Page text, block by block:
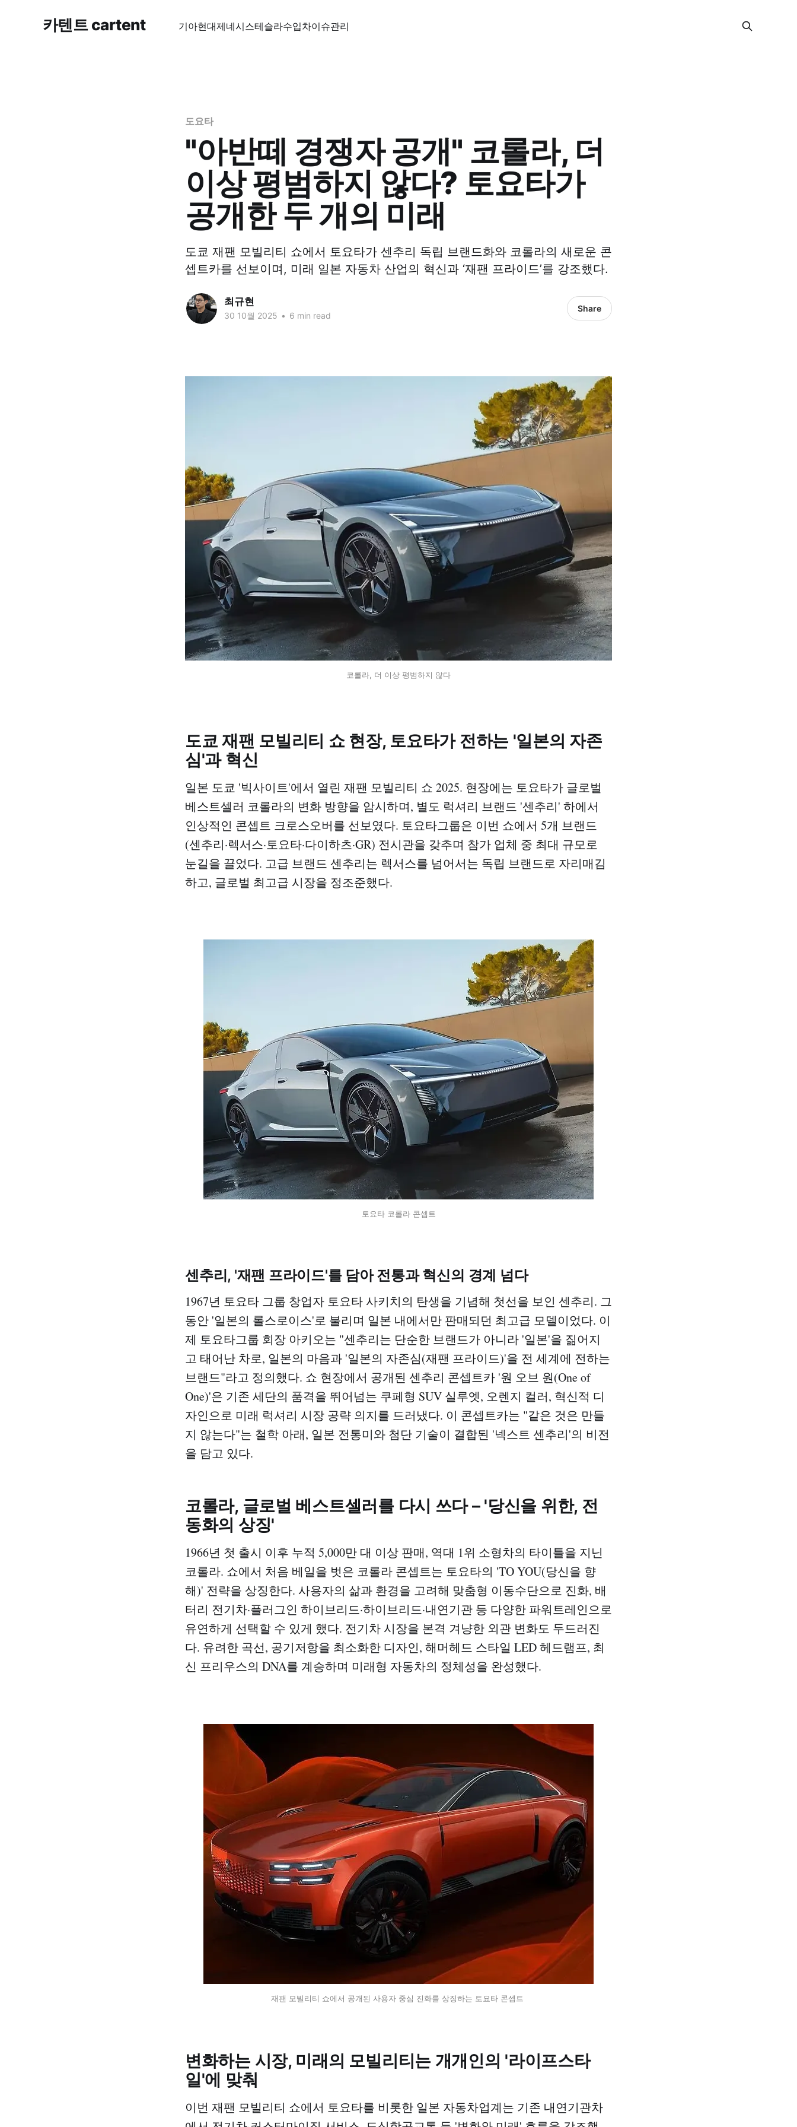
카텐트 cartent 기아현대제네시스테슬라수입차이슈관리
도요타
"아반떼 경쟁자 공개" 코롤라, 더
이상 평범하지 않다? 토요타가
공개한 두 개의 미래
도쿄 재팬 모빌리티 쇼에서 토요타가 센추리 독립 브랜드화와 코롤라의 새로운 콘
셉트카를 선보이며, 미래 일본 자동차 산업의 혁신과 ‘재팬 프라이드’를 강조했다.
최규현
30 10월 2025 • 6 min read
Share
코롤라, 더 이상 평범하지 않다
도쿄 재팬 모빌리티 쇼 현장, 토요타가 전하는 '일본의 자존
심'과 혁신
일본 도쿄 '빅사이트'에서 열린 재팬 모빌리티 쇼 2025. 현장에는 토요타가 글로벌
베스트셀러 코롤라의 변화 방향을 암시하며, 별도 럭셔리 브랜드 '센추리' 하에서
인상적인 콘셉트 크로스오버를 선보였다. 토요타그룹은 이번 쇼에서 5개 브랜드
(센추리·렉서스·토요타·다이하츠·GR) 전시관을 갖추며 참가 업체 중 최대 규모로
눈길을 끌었다. 고급 브랜드 센추리는 렉서스를 넘어서는 독립 브랜드로 자리매김
하고, 글로벌 최고급 시장을 정조준했다.
토요타 코롤라 콘셉트
센추리, '재팬 프라이드'를 담아 전통과 혁신의 경계 넘다
1967년 토요타 그룹 창업자 토요타 사키치의 탄생을 기념해 첫선을 보인 센추리. 그
동안 '일본의 롤스로이스'로 불리며 일본 내에서만 판매되던 최고급 모델이었다. 이
제 토요타그룹 회장 아키오는 "센추리는 단순한 브랜드가 아니라 '일본'을 짊어지
고 태어난 차로, 일본의 마음과 '일본의 자존심(재팬 프라이드)'을 전 세계에 전하는
브랜드"라고 정의했다. 쇼 현장에서 공개된 센추리 콘셉트카 '원 오브 원(One of
One)'은 기존 세단의 품격을 뛰어넘는 쿠페형 SUV 실루엣, 오렌지 컬러, 혁신적 디
자인으로 미래 럭셔리 시장 공략 의지를 드러냈다. 이 콘셉트카는 "같은 것은 만들
지 않는다"는 철학 아래, 일본 전통미와 첨단 기술이 결합된 '넥스트 센추리'의 비전
을 담고 있다.
코롤라, 글로벌 베스트셀러를 다시 쓰다 – '당신을 위한, 전
동화의 상징'
1966년 첫 출시 이후 누적 5,000만 대 이상 판매, 역대 1위 소형차의 타이틀을 지닌
코롤라. 쇼에서 처음 베일을 벗은 코롤라 콘셉트는 토요타의 'TO YOU(당신을 향
해)' 전략을 상징한다. 사용자의 삶과 환경을 고려해 맞춤형 이동수단으로 진화, 배
터리 전기차·플러그인 하이브리드·하이브리드·내연기관 등 다양한 파워트레인으로
유연하게 선택할 수 있게 했다. 전기차 시장을 본격 겨냥한 외관 변화도 두드러진
다. 유려한 곡선, 공기저항을 최소화한 디자인, 해머헤드 스타일 LED 헤드램프, 최
신 프리우스의 DNA를 계승하며 미래형 자동차의 정체성을 완성했다.
재팬 모빌리티 쇼에서 공개된 사용자 중심 진화를 상징하는 토요타 콘셉트
변화하는 시장, 미래의 모빌리티는 개개인의 '라이프스타
일'에 맞춰
이번 재팬 모빌리티 쇼에서 토요타를 비롯한 일본 자동차업계는 기존 내연기관차